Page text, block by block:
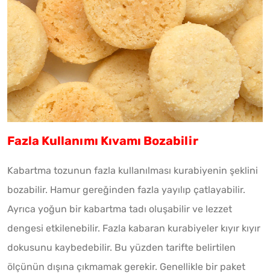
Fazla Kullanımı Kıvamı Bozabilir
Kabartma tozunun fazla kullanılması kurabiyenin şeklini
bozabilir. Hamur gereğinden fazla yayılıp çatlayabilir.
Ayrıca yoğun bir kabartma tadı oluşabilir ve lezzet
dengesi etkilenebilir. Fazla kabaran kurabiyeler kıyır kıyır
dokusunu kaybedebilir. Bu yüzden tarifte belirtilen
ölçünün dışına çıkmamak gerekir. Genellikle bir paket